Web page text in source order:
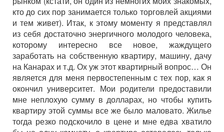
кто до сих пор занимается только торговлей акциями
и тем живет). Итак, к этому моменту я представлял
из себя достаточно энергичного молодого человека,
которому интересно все новое, жаждущего
заработать на собственную квартиру, машину, дачу
на Канарах и т.д. Ох уж этот квартирный вопрос… Он
является для меня первостепенным с тех пор, как я
окончил университет. Мои родители предоставили
мне неплохую сумму в долларах, но чтобы купить
квартиру этой суммы все же было маловато. Жилье
тогда резко подскочило в цене и мне едва хватило